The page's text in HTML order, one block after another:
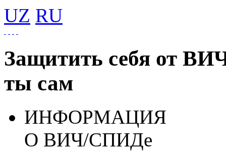
UZ RU
Защитить себя от
ты сам
ИНФОРМАЦИЯ
О ВИЧ/СПИДе